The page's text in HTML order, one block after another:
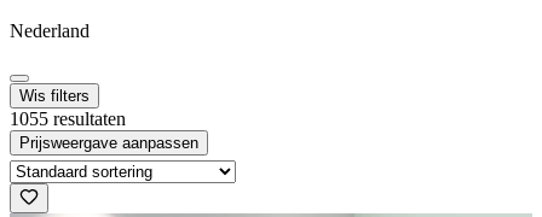
Nederland
Wis filters
1055 resultaten
Prijsweergave aanpassen